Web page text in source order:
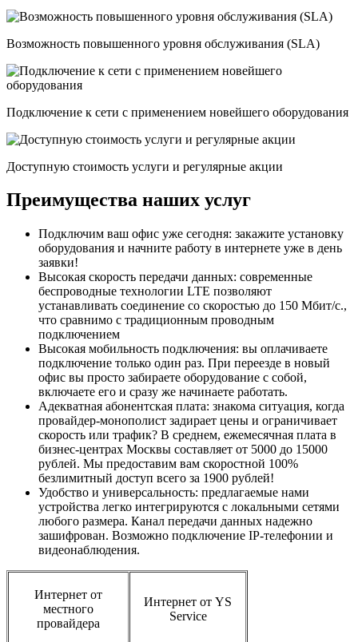
Возможность повышенного уровня обслуживания (SLA)
Подключение к сети с применением новейшего оборудования
Доступную стоимость услуги и регулярные акции
Преимущества наших услуг
Подключим ваш офис уже сегодня: закажите установку
оборудования и начните работу в интернете уже в день
заявки!
Высокая скорость передачи данных: современные
беспроводные технологии LTE позволяют
устанавливать соединение со скоростью до 150 Мбит/с.,
что сравнимо с традиционным проводным
подключением
Высокая мобильность подключения: вы оплачиваете
подключение только один раз. При переезде в новый
офис вы просто забираете оборудование с собой,
включаете его и сразу же начинаете работать.
Адекватная абонентская плата: знакома ситуация, когда
провайдер-монополист задирает цены и ограничивает
скорость или трафик? В среднем, ежемесячная плата в
бизнес-центрах Москвы составляет от 5000 до 15000
рублей. Мы предоставим вам скоростной 100%
безлимитный доступ всего за 1900 рублей!
Удобство и универсальность: предлагаемые нами
устройства легко интегрируются с локальными сетями
любого размера. Канал передачи данных надежно
зашифрован. Возможно подключение IP-телефонии и
видеонаблюдения.
Интернет от
местного
провайдера
Интернет от YS
Service